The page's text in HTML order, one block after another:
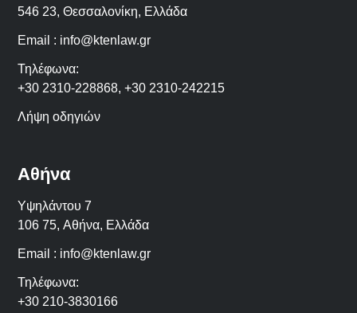
546 23, Θεσσαλονίκη, Ελλάδα
Email : info@ktenlaw.gr
Τηλέφωνα:
+30 2310-228868,+30 2310-242215
Λήψη οδηγιών
Αθήνα
Υψηλάντου 7
106 75,Αθήνα, Ελλάδα
Email : info@ktenlaw.gr
Τηλέφωνα:
+30 210-3830166